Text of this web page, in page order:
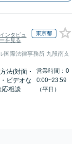
インタビュ
ーを見る
東京都
国際法律事務所 九段南支
法(対面・
ビデオな
応相談
営業時間：0
0:00~23:59
（平日）